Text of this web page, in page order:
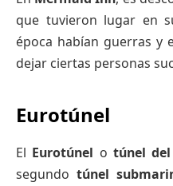
que tuvieron lugar en
época habían guerras y
dejar ciertas personas
Eurotúnel
El Eurotúnel o túnel
segundo túnel